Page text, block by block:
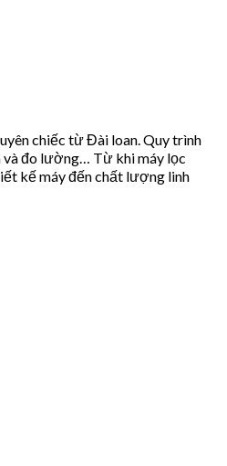
chiếc từ Đài loan. Quy trình
và đo lường… Từ khi máy lọc
kế máy đến chất lượng linh